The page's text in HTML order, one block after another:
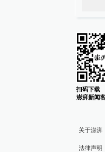
扫码下载
澎湃新闻
关于澎湃
法律声明